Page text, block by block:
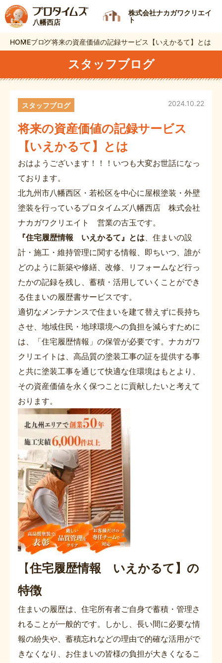
八幡西店
株式会社ナカガワクリエイ
ト
HOMEブログ将来の資産価値の記録サービス【いえかるて】とは
スタッフブログ
将来の資産価値の記録サービス
【いえかるて】とは
2024.10.22
スタッフブログ
おはようございます！！！いつも大変お世話になっ
ております。
北九州市八幡西区・若松区を中心に屋根塗装・外壁
塗装を行っているプロタイムズ八幡西店 株式会社
ナカガワクリエイト 営業の古玉です。
『住宅履歴情報 いえかるて』とは、住まいの設
計・施工・維持管理に関する情報、即ちいつ、誰が
どのように新築や修繕、改修、リフォームなど行っ
たかの記録を残し、蓄積・活用していくことができ
る住まいの履歴書サービスです。
適切なメンテナンスで住まいを建て替えずに長持ち
させ、地域住民・地球環境への負担を減らすために
は、「住宅履歴情報」の保管が必要です。ナカガワ
クリエイトは、高品質の塗装工事の証を提供する事
と共に塗装工事を通じて快適な住環境はもとより、
その資産価値を永く保つことに貢献したいと考えて
おります。
【住宅履歴情報 いえかるて】の
特徴
住まいの履歴は、住宅所有者ご自身で蓄積・管理さ
れることが一般的です。しかし、長い間に必要な情
報の紛失や、蓄積忘れなどの理由で的確な活用がで
きなくなり、お住まいの皆様の負担が大きくなるこ